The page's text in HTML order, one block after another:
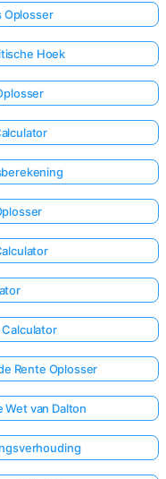
Oplosser
Hoek
Calculator
Rente Oplosser
Wet van Dalton